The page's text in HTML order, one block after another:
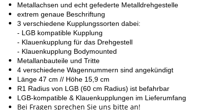
Metallachsen und echt gefederte Metalldrehgestelle
extrem genaue Beschriftung
3 verschiedene Kupplungssorten dabei:
- LGB kompatible Kupplung
- Klauenkupplung für das Drehgestell
- Klauenkupplung Bodymounted
Metallanbauteile und Tritte
4 verschiedene Wagennummern sind angekündigt
Länge 47 cm // Höhe 15,9 cm
R1 Radius von LGB (60 cm Radius) ist befahrbar
LGB-kompatible & Klauenkupplungen im Lieferumfang
Bei Fragen sprechen Sie uns bitte an!